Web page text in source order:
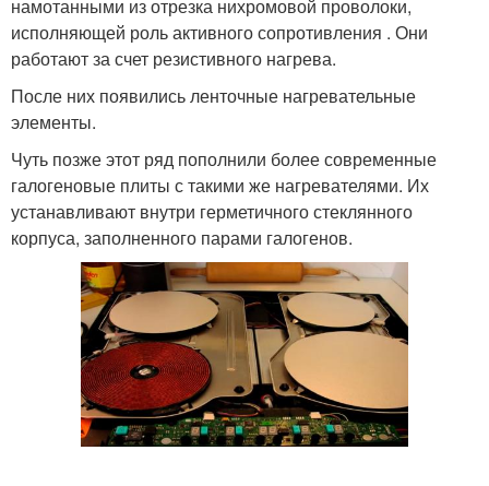
намотанными из отрезка нихромовой проволоки,
исполняющей роль активного сопротивления . Они
работают за счет резистивного нагрева.
После них появились ленточные нагревательные
элементы.
Чуть позже этот ряд пополнили более современные
галогеновые плиты с такими же нагревателями. Их
устанавливают внутри герметичного стеклянного
корпуса, заполненного парами галогенов.